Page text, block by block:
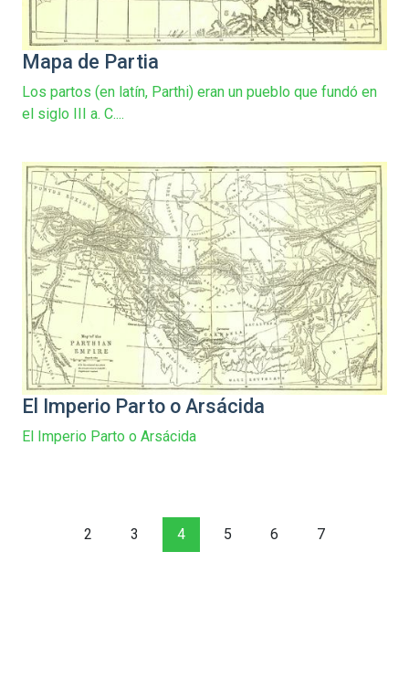
Mapa de Partia
Los partos (en latín, Parthi) eran un pueblo que fundó en
el siglo III a. C....
El Imperio Parto o Arsácida
El Imperio Parto o Arsácida
2 3 4 5 6 7